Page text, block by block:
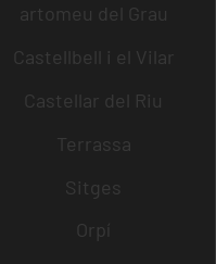
artomeu del Grau
Castellbell i el Vilar
Castellar del Riu
Terrassa
Sitges
Orpí